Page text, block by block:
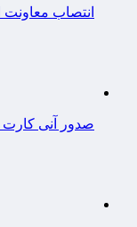
انتصاب
صدور آنی